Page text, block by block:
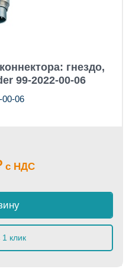
гнездо,
99-2022-00-06
06
с НДС
1 клик